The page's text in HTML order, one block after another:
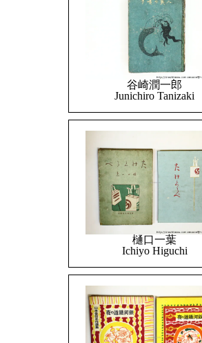
谷崎潤一郎
Junichiro Tanizaki
樋口一葉
Ichiyo Higuchi